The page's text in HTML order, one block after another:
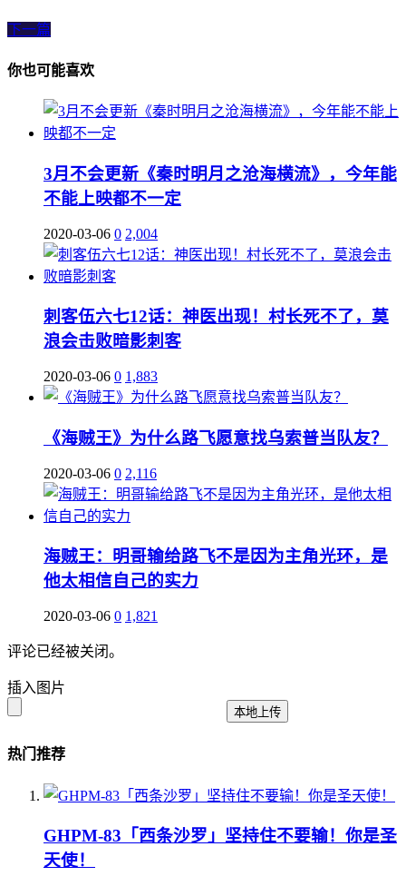
下一篇
你也可能喜欢
3月不会更新《秦时明月之沧海横流》，今年能
不能上映都不一定
2020-03-06 0 2,004
刺客伍六七12话：神医出现！村长死不了，莫
浪会击败暗影刺客
2020-03-06 0 1,883
《海贼王》为什么路飞愿意找乌索普当队友？
2020-03-06 0 2,116
海贼王：明哥输给路飞不是因为主角光环，是
他太相信自己的实力
2020-03-06 0 1,821
评论已经被关闭。
插入图片
本地上传
热门推荐
GHPM-83「西条沙罗」坚持住不要输！你是圣
天使！